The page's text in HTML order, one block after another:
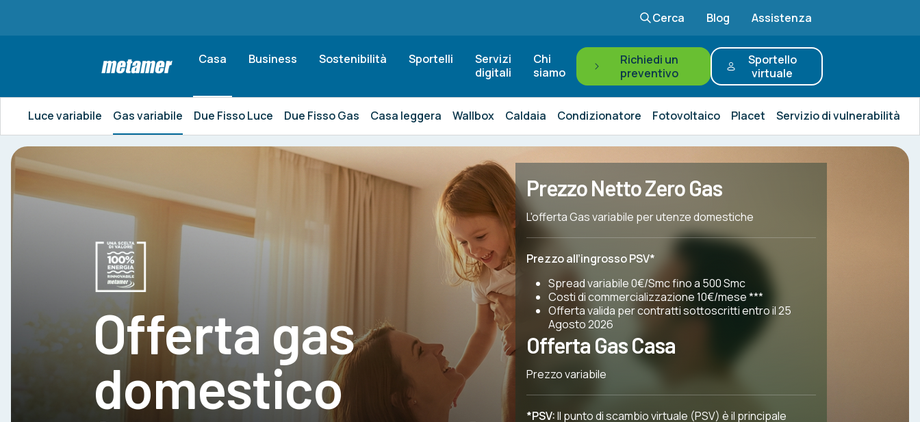
Cerca Blog Assistenza
Casa Business Sostenibilità Sportelli
Servizi
digitali
Chi
siamo
Richiedi un
preventivo
Sportello
virtuale
Luce variabile Gas variabile Due Fisso Luce Due Fisso Gas Casa leggera Wallbox Caldaia Condizionatore Fotovoltaico Placet Servizio di vulnerabilità
Offerta gas
domestico
Prezzo Netto Zero Gas
L'offerta Gas variabile per utenze domestiche
Prezzo all’ingrosso PSV*
Spread variabile 0€/Smc fino a 500 Smc
Costi di commercializzazione 10€/mese ***
Offerta valida per contratti sottoscritti entro il 25
Agosto 2026
Offerta Gas Casa
Prezzo variabile
*PSV:Il punto di scambio virtuale (PSV) è il principale